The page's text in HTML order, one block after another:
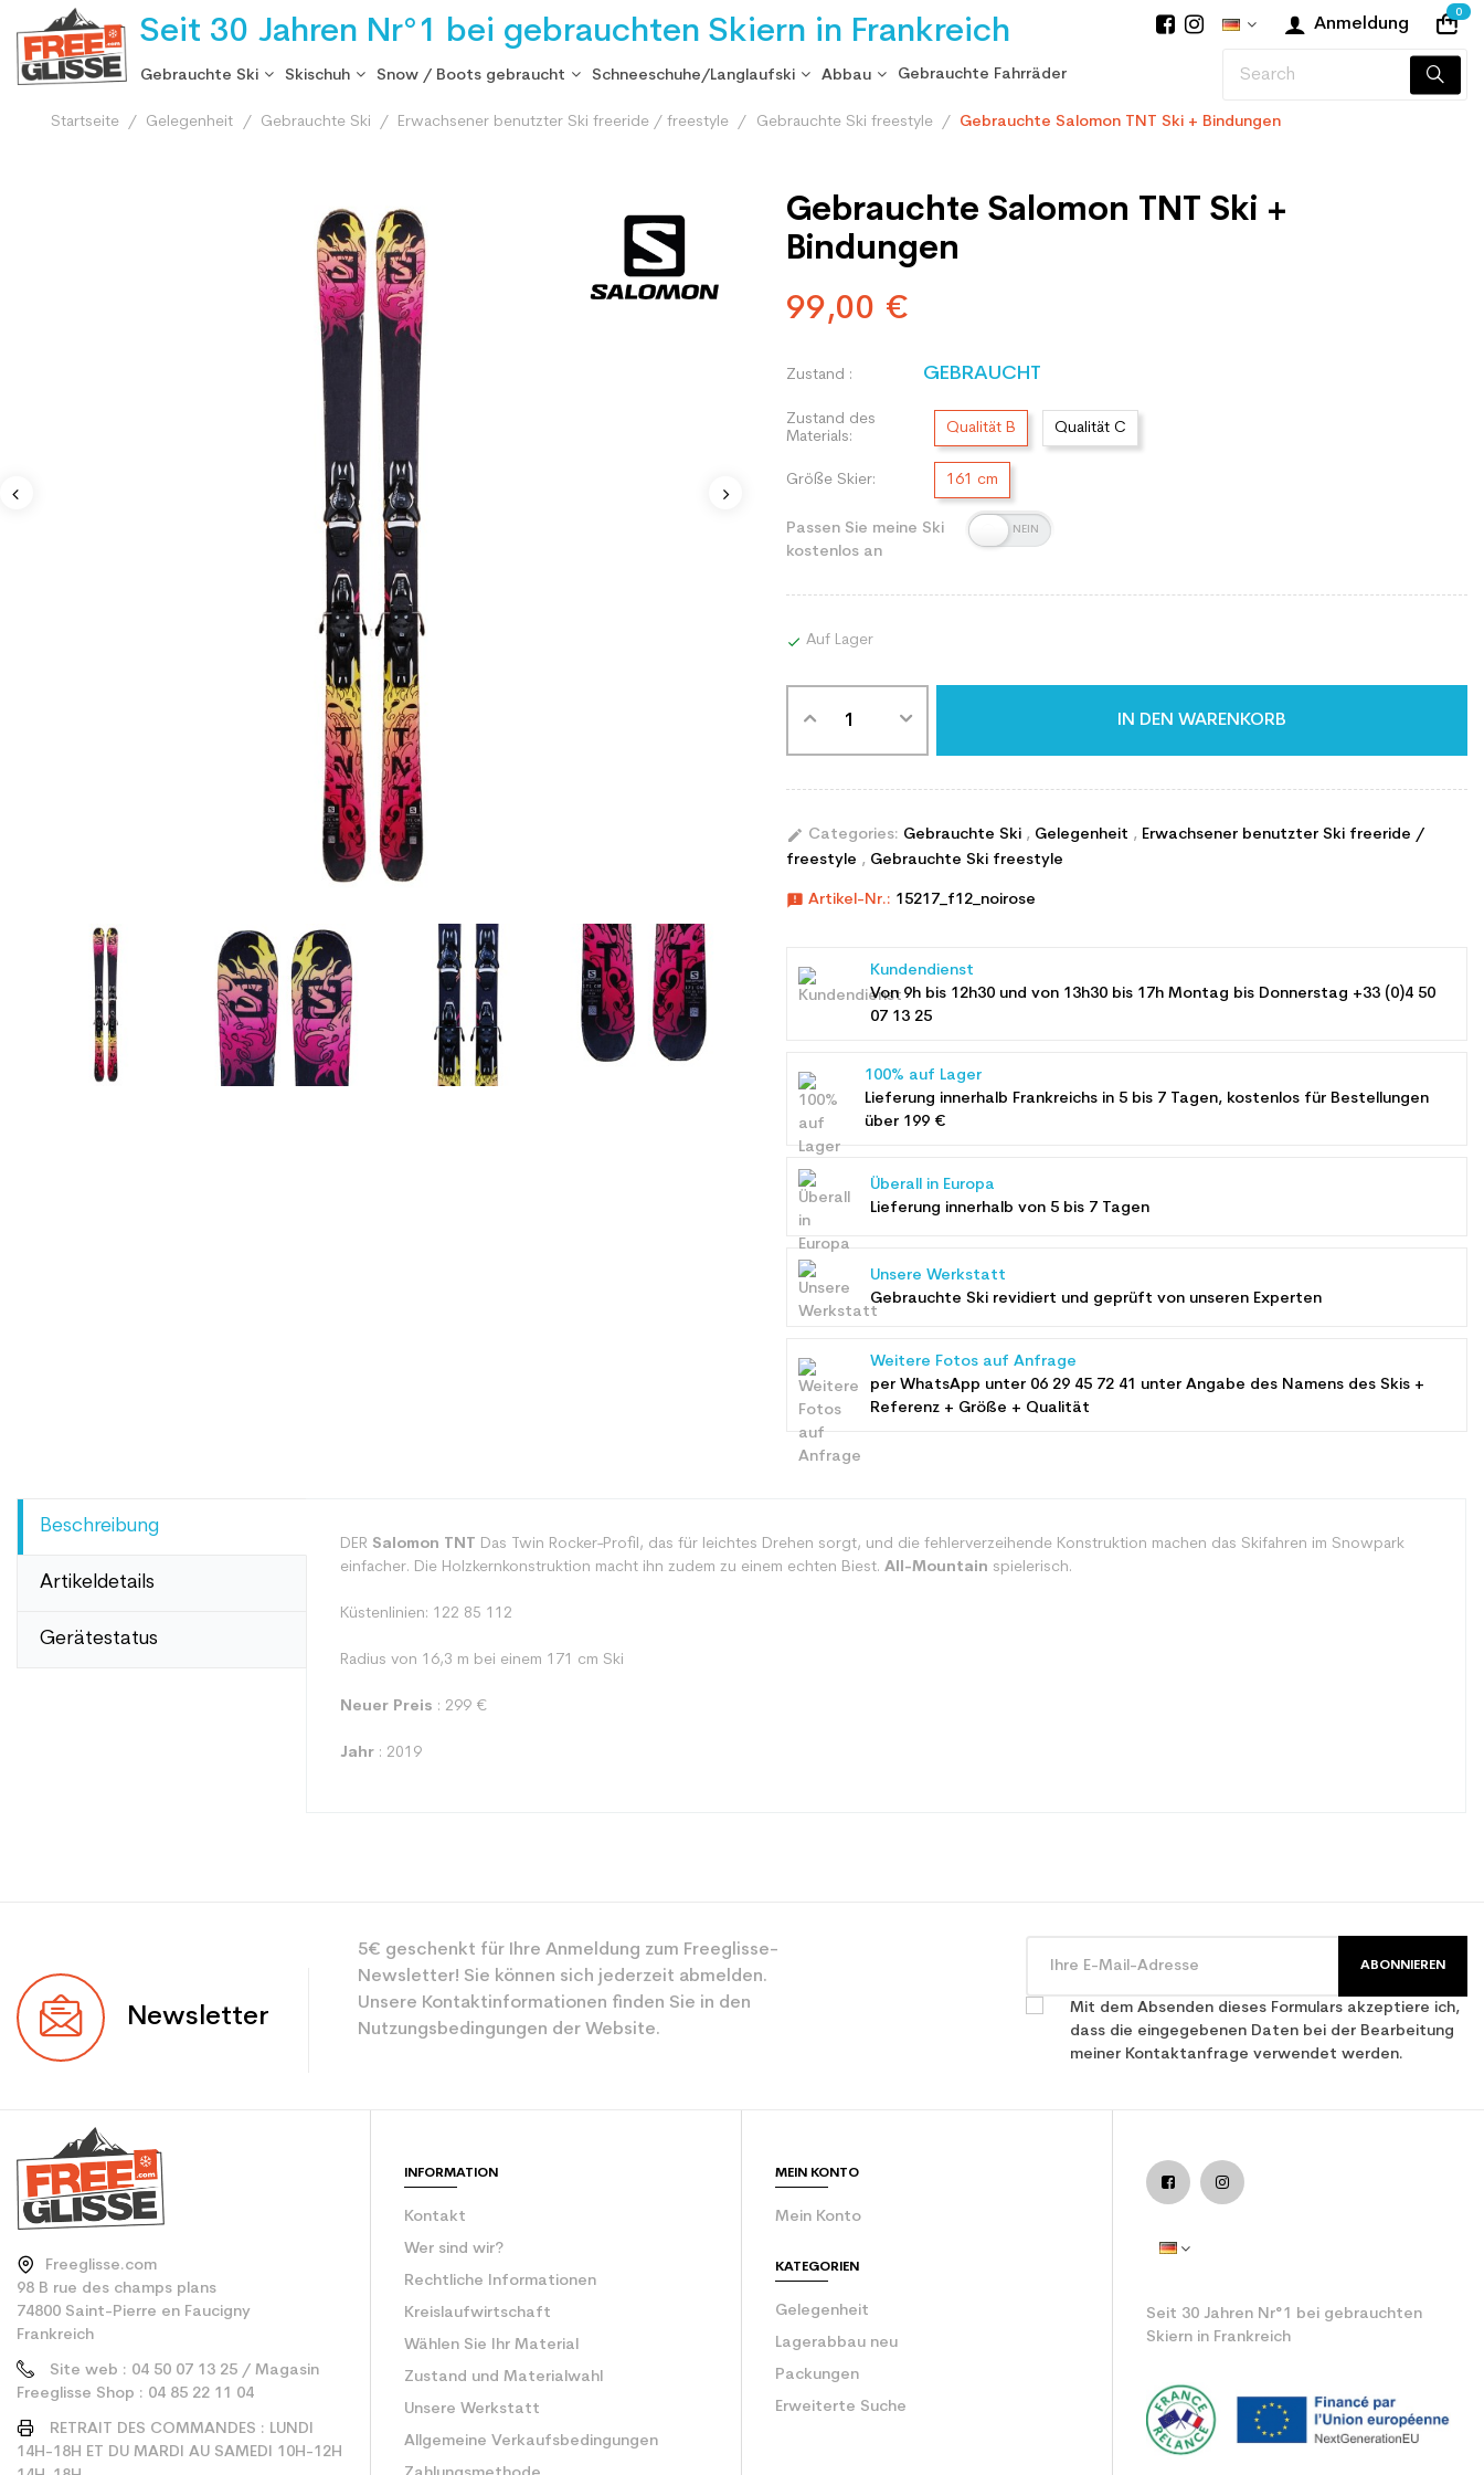
Seit 30 Jahren Nr°1 bei gebrauchten Skiern in Frankreich Anmeldung
0
Gebrauchte Ski Skischuh Snow / Boots gebraucht Schneeschuhe/Langlaufski Abbau Gebrauchte Fahrräder
Startseite Gelegenheit Gebrauchte Ski Erwachsener benutzter Ski freeride / freestyle Gebrauchte Ski freestyle Gebrauchte Salomon TNT Ski + Bindungen
Gebrauchte Salomon TNT Ski +
Bindungen
99,00 €
Zustand : GEBRAUCHT
Zustand des
Materials:
Qualität B Qualität C
Größe Skier: 161 cm
Passen Sie meine Ski
kostenlos an
 Auf Lager
IN DEN WARENKORB
edit Categories: Gebrauchte Ski , Gelegenheit , Erwachsener benutzter Ski freeride /
freestyle , Gebrauchte Ski freestyle
announcement Artikel-Nr.: 15217_f12_noirose
Kundendienst
Von 9h bis 12h30 und von 13h30 bis 17h Montag bis Donnerstag +33 (0)4 50
07 13 25
100% auf Lager
Lieferung innerhalb Frankreichs in 5 bis 7 Tagen, kostenlos für Bestellungen
über 199 €
Überall in Europa
Lieferung innerhalb von 5 bis 7 Tagen
Unsere Werkstatt
Gebrauchte Ski revidiert und geprüft von unseren Experten
Weitere Fotos auf Anfrage
per WhatsApp unter 06 29 45 72 41 unter Angabe des Namens des Skis +
Referenz + Größe + Qualität
Beschreibung
Artikeldetails
Gerätestatus
DER Salomon TNT Das Twin Rocker-Profil, das für leichtes Drehen sorgt, und die fehlerverzeihende Konstruktion machen das Skifahren im Snowpark
einfacher. Die Holzkernkonstruktion macht ihn zudem zu einem echten Biest. All-Mountain spielerisch.
Küstenlinien: 122 85 112
Radius von 16,3 m bei einem 171 cm Ski
Neuer Preis : 299 €
Jahr: 2019
Benutzer
Ebene
Newsletter
5€ geschenkt für Ihre Anmeldung zum Freeglisse-
Newsletter! Sie können sich jederzeit abmelden.
Unsere Kontaktinformationen finden Sie in den
Nutzungsbedingungen der Website.
ABONNIEREN
Mit dem Absenden dieses Formulars akzeptiere ich,
dass die eingegebenen Daten bei der Bearbeitung
meiner Kontaktanfrage verwendet werden.
Freeglisse.com
98 B rue des champs plans
74800 Saint-Pierre en Faucigny
Frankreich
Site web : 04 50 07 13 25 / Magasin
Freeglisse Shop : 04 85 22 11 04
RETRAIT DES COMMANDES : LUNDI
14H-18H ET DU MARDI AU SAMEDI 10H-12H
INFORMATION
Kontakt
Wer sind wir?
Rechtliche Informationen
Kreislaufwirtschaft
Wählen Sie Ihr Material
Zustand und Materialwahl
Unsere Werkstatt
Allgemeine Verkaufsbedingungen
MEIN KONTO
Mein Konto
KATEGORIEN
Gelegenheit
Lagerabbau neu
Packungen
Erweiterte Suche
Seit 30 Jahren Nr°1 bei gebrauchten
Skiern in Frankreich